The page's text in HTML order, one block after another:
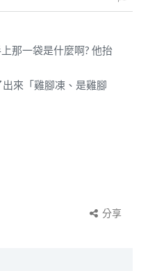
那一袋是什麼啊? 他抬
來「雞腳凍、是雞腳
分享